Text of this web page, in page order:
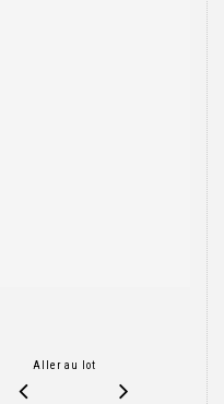
Aller au lot